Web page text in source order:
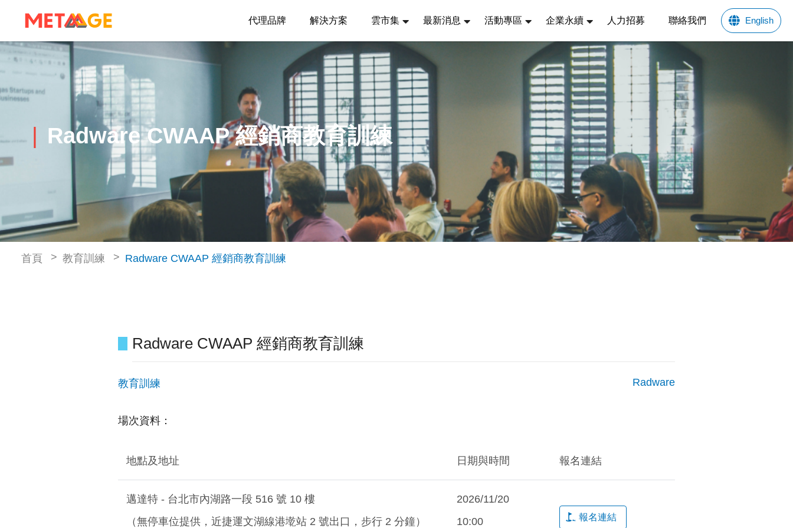
代理品牌 解決方案 雲市集 最新消息 活動專區 企業永續 人力招募 聯絡我們 English
Radware CWAAP 經銷商教育訓練
首頁 教育訓練 Radware CWAAP 經銷商教育訓練
Radware CWAAP 經銷商教育訓練
教育訓練 Radware
場次資料：
地點及地址 日期與時間 報名連結
邁達特 - 台北市內湖路一段 516 號 10 樓
（無停車位提供，近捷運文湖線港墘站 2 號出口，步行 2 分鐘）
2026/11/20
10:00
報名連結